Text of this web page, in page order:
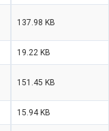
137.98 KB
19.22 KB
151.45 KB
15.94 KB